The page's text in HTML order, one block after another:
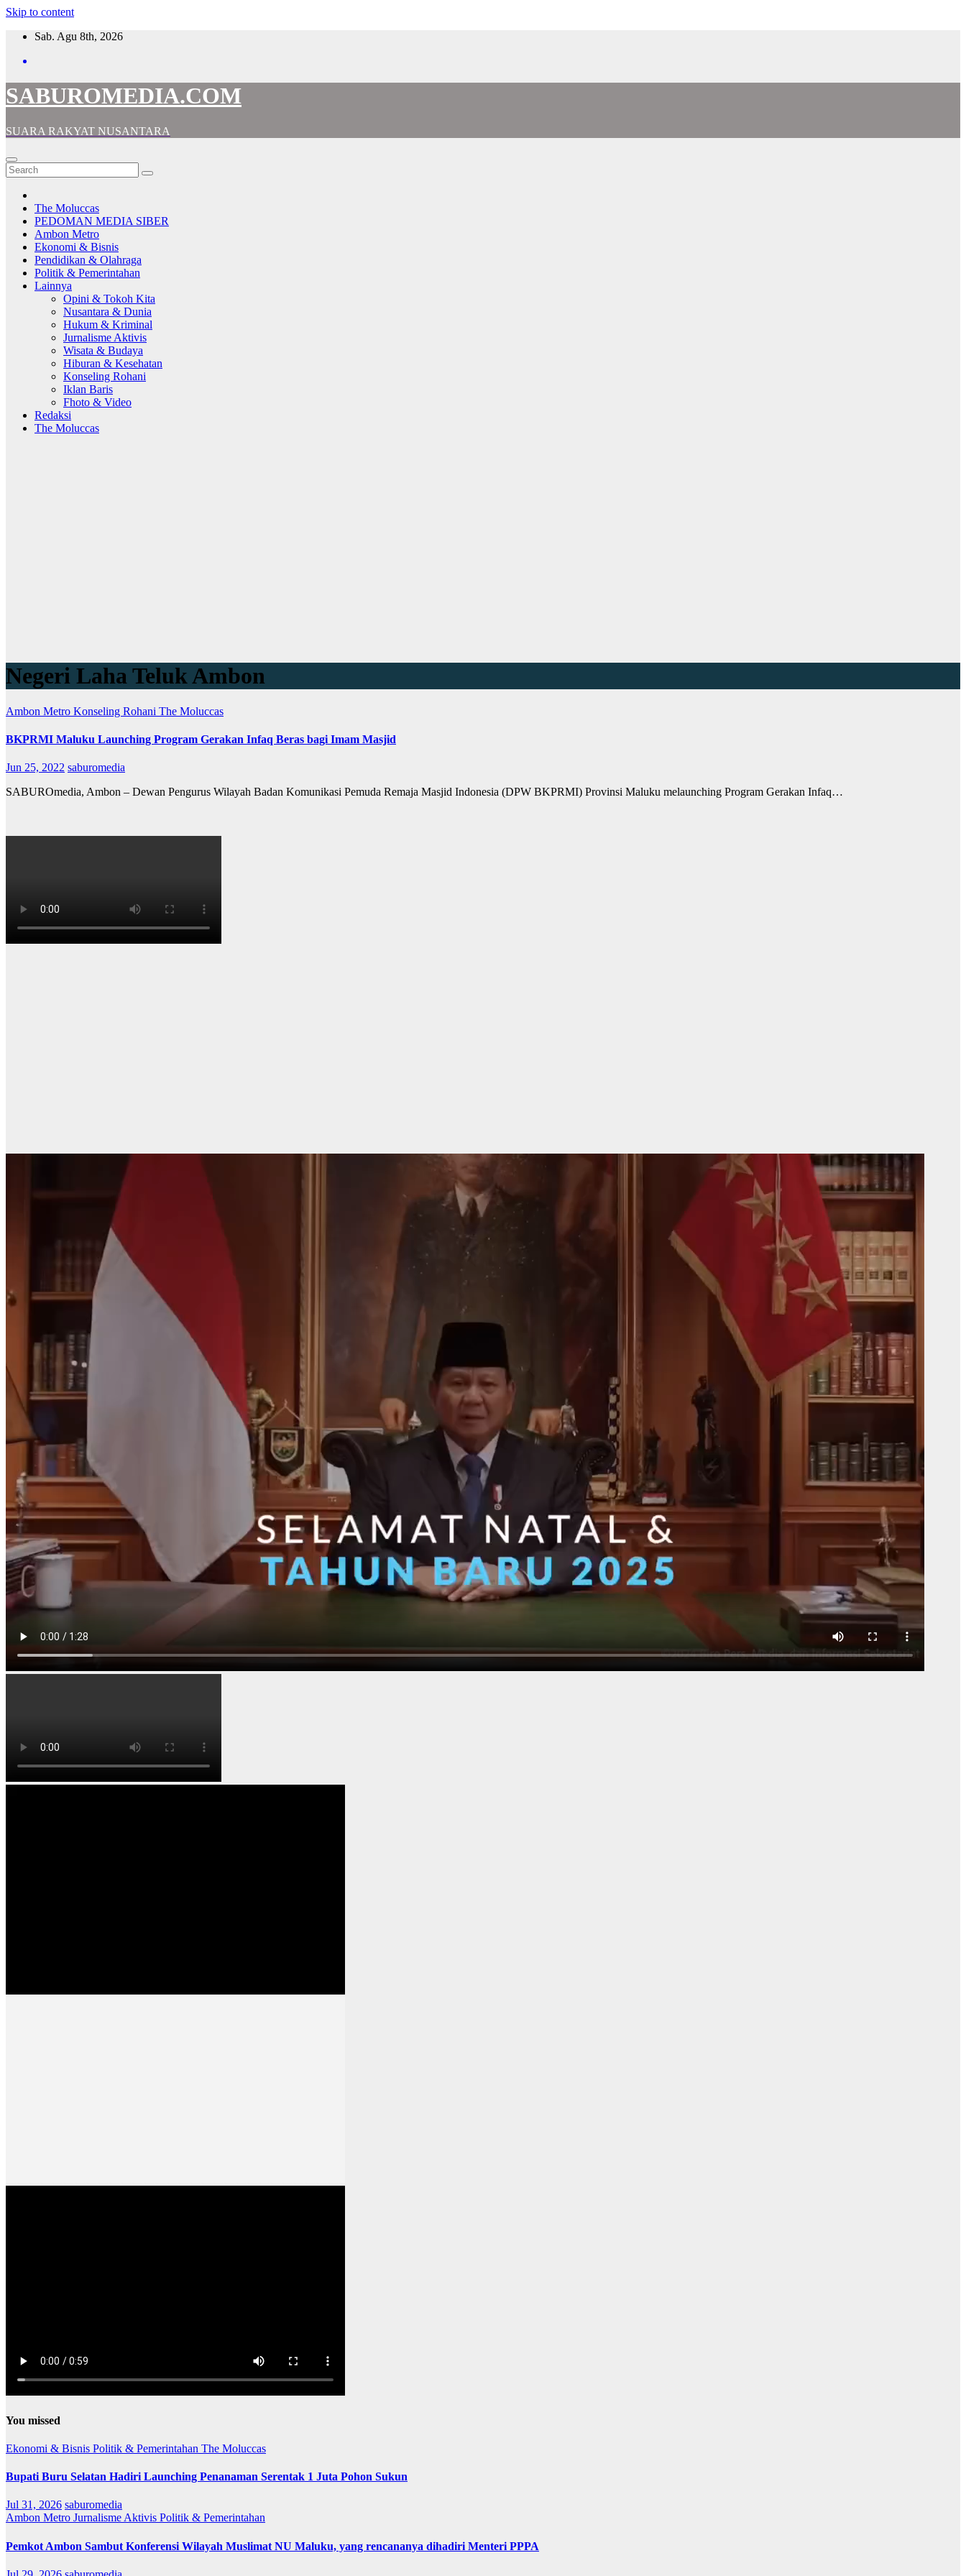
Skip to content
Sab. Agu 8th, 2026
SABUROMEDIA.COM
SUARA RAKYAT NUSANTARA
The Moluccas
PEDOMAN MEDIA SIBER
Ambon Metro
Ekonomi & Bisnis
Pendidikan & Olahraga
Politik & Pemerintahan
Lainnya
Opini & Tokoh Kita
Nusantara & Dunia
Hukum & Kriminal
Jurnalisme Aktivis
Wisata & Budaya
Hiburan & Kesehatan
Konseling Rohani
Iklan Baris
Fhoto & Video
Redaksi
The Moluccas
Negeri Laha Teluk Ambon
Ambon Metro Konseling Rohani The Moluccas
BKPRMI Maluku Launching Program Gerakan Infaq Beras bagi Imam Masjid
Jun 25, 2022 saburomedia
SABUROmedia, Ambon – Dewan Pengurus Wilayah Badan Komunikasi Pemuda Remaja Masjid Indonesia (DPW BKPRMI) Provinsi Maluku melaunching Program Gerakan Infaq…
You missed
Ekonomi & Bisnis Politik & Pemerintahan The Moluccas
Bupati Buru Selatan Hadiri Launching Penanaman Serentak 1 Juta Pohon Sukun
Jul 31, 2026 saburomedia
Ambon Metro Jurnalisme Aktivis Politik & Pemerintahan
Pemkot Ambon Sambut Konferensi Wilayah Muslimat NU Maluku, yang rencananya dihadiri Menteri PPPA